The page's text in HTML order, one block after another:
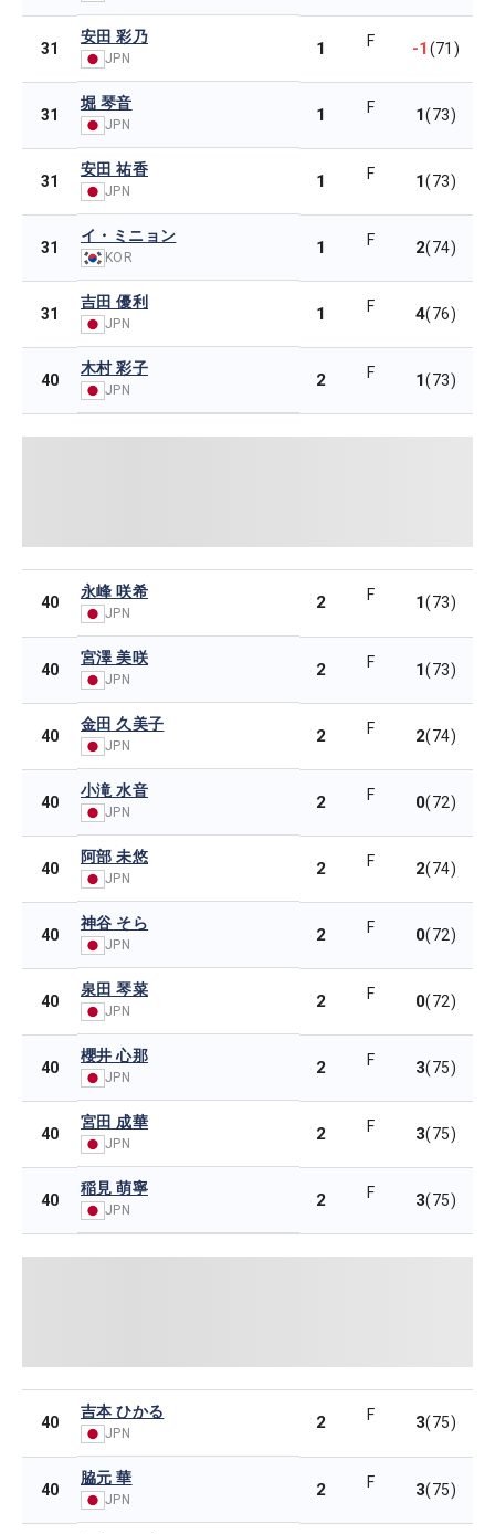
31
安田 彩乃
JPN 1 F -1(71)
31
堀 琴音
JPN 1 F 1(73)
31
安田 祐香
JPN 1 F 1(73)
31
イ・ミニョン
KOR 1 F 2(74)
31
吉田 優利
JPN 1 F 4(76)
40
木村 彩子
JPN 2 F 1(73)
40
永峰 咲希
JPN
2 F 1(73)
40
宮澤 美咲
JPN 2 F 1(73)
40
金田 久美子
JPN 2 F 2(74)
40
小滝 水音
JPN 2 F 0(72)
40
阿部 未悠
JPN 2 F 2(74)
40
神谷 そら
JPN 2 F 0(72)
40
泉田 琴菜
JPN 2 F 0(72)
40
櫻井 心那
JPN 2 F 3(75)
40
宮田 成華
JPN 2 F 3(75)
40
稲見 萌寧
JPN 2 F 3(75)
40
吉本 ひかる
JPN
2 F 3(75)
40
脇元 華
JPN 2 F 3(75)